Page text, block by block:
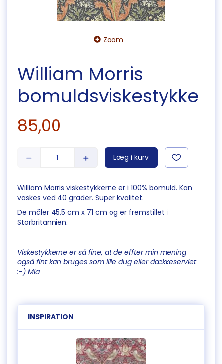
Zoom
William Morris
bomuldsviskestykke
85,00
Læg i kurv
William Morris viskestykkerne er i 100% bomuld. Kan
vaskes ved 40 grader. Super kvalitet.
De måler 45,5 cm x 71 cm og er fremstillet i
Storbritannien.
Viskestykkerne er så fine, at de effter min mening
også fint kan bruges som lille dug eller dækkeserviet
:-) Mia
INSPIRATION